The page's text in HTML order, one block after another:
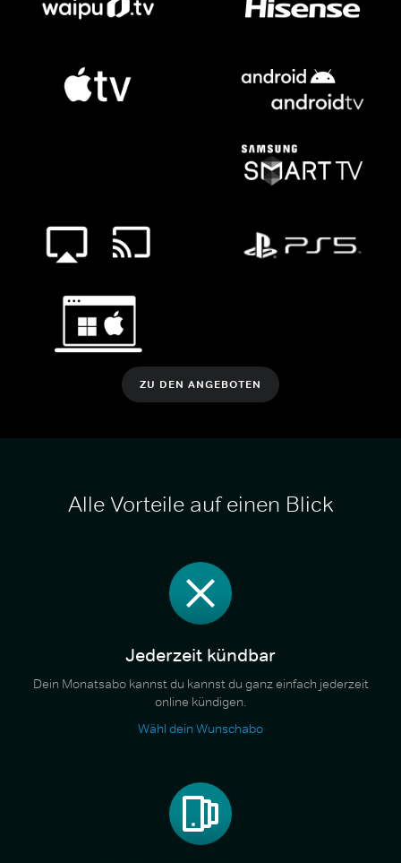
ZU DEN ANGEBOTEN
Alle Vorteile auf einen Blick
Jederzeit kündbar
Dein Monatsabo kannst du kannst du ganz einfach jederzeit
online kündigen.
Wähl dein Wunschabo